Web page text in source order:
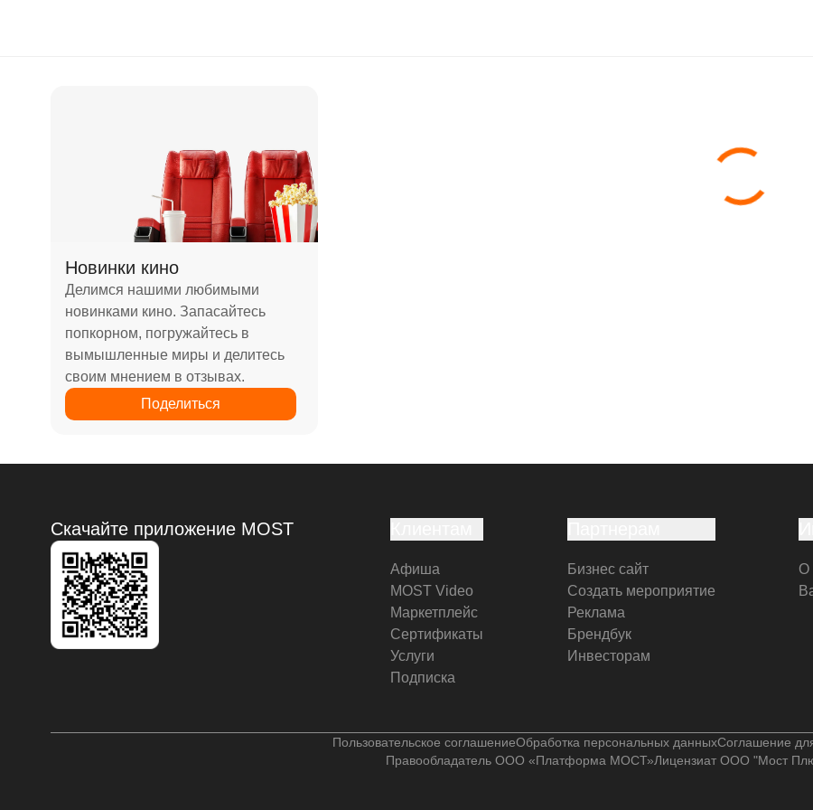
Новинки кино
Делимся нашими любимыми
новинками кино. Запасайтесь
попкорном, погружайтесь в
вымышленные миры и делитесь
своим мнением в отзывах.
Поделиться
Скачайте приложение MOST
Афиша
MOST Video
Маркетплейс
Сертификаты
Услуги
Подписка
Бизнес сайт
Создать мероприятие
Реклама
Брендбук
Инвесторам
О
Пользовательское соглашениеОбработка персональных данныхСоглашение
Правообладатель ООО «Платформа МОСТ»Лицензиат ООО "Мост